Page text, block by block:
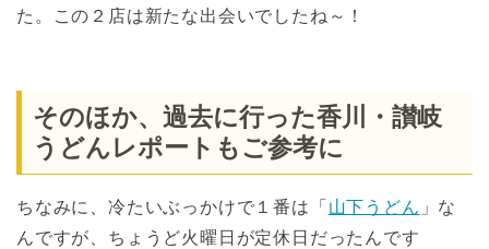
た。この２店は新たな出会いでしたね～！
そのほか、過去に行った香川・讃岐
うどんレポートもご参考に
ちなみに、冷たいぶっかけで１番は「 山下うどん 」な
んですが、ちょうど火曜日が定休日だったんです